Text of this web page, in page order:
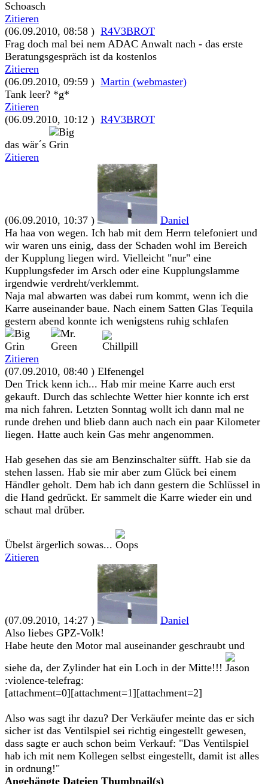
Schoasch
Zitieren
(06.09.2010, 08:58 ) R4V3BROT
Frag doch mal bei nem ADAC Anwalt nach - das erste
Beratungsgespräch ist da kostenlos
Zitieren
(06.09.2010, 09:59 ) Martin (webmaster)
Tank leer? *g*
Zitieren
(06.09.2010, 10:12 ) R4V3BROT
das wär´s
Zitieren
(06.09.2010, 10:37 )
Daniel
Ha haa von wegen. Ich hab mit dem Herrn telefoniert und
wir waren uns einig, dass der Schaden wohl im Bereich
der Kupplung liegen wird. Vielleicht "nur" eine
Kupplungsfeder im Arsch oder eine Kupplungslamme
irgendwie verdreht/verklemmt.
Naja mal abwarten was dabei rum kommt, wenn ich die
Karre auseinander baue. Nach einem Satten Glas Tequila
gestern abend konnte ich wenigstens ruhig schlafen
Zitieren
(07.09.2010, 08:40 ) Elfenengel
Den Trick kenn ich... Hab mir meine Karre auch erst
gekauft. Durch das schlechte Wetter hier konnte ich erst
ma nich fahren. Letzten Sonntag wollt ich dann mal ne
runde drehen und blieb dann auch nach ein paar Kilometer
liegen. Hatte auch kein Gas mehr angenommen.
Hab gesehen das sie am Benzinschalter süfft. Hab sie da
stehen lassen. Hab sie mir aber zum Glück bei einem
Händler geholt. Dem hab ich dann gestern die Schlüssel in
die Hand gedrückt. Er sammelt die Karre wieder ein und
schaut mal drüber.
Übelst ärgerlich sowas...
Zitieren
(07.09.2010, 14:27 )
Daniel
Also liebes GPZ-Volk!
Habe heute den Motor mal auseinander geschraubt und
siehe da, der Zylinder hat ein Loch in der Mitte!!!
:violence-telefrag:
[attachment=0][attachment=1][attachment=2]
Also was sagt ihr dazu? Der Verkäufer meinte das er sich
sicher ist das Ventilspiel sei richtig eingestellt gewesen,
dass sagte er auch schon beim Verkauf: "Das Ventilspiel
hab ich mit nem Kollegen selbst eingestellt, damit ist alles
in ordnung!"
Angehängte Dateien Thumbnail(s)